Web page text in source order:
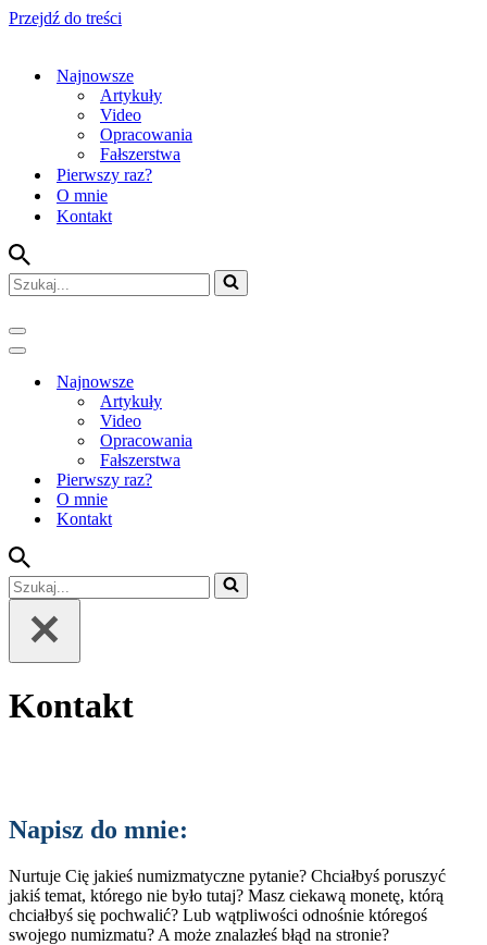
Przejdź do treści
Najnowsze
Artykuły
Video
Opracowania
Fałszerstwa
Pierwszy raz?
O mnie
Kontakt
Szukaj...
Menu
nawigacji
Menu
nawigacjiNajnowsze
Artykuły
Video
Opracowania
Fałszerstwa
Pierwszy raz?
O mnie
Kontakt
Szukaj...
Kontakt
Napisz do mnie:
Nurtuje Cię jakieś numizmatyczne pytanie? Chciałbyś poruszyć
jakiś temat, którego nie było tutaj? Masz ciekawą monetę, którą
chciałbyś się pochwalić? Lub wątpliwości odnośnie któregoś
swojego numizmatu? A może znalazłeś błąd na stronie?